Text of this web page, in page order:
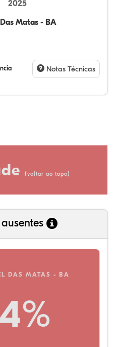
Matas - BA
2025
Notas Técnicas
(voltar ao topo)
DAS MATAS - BA